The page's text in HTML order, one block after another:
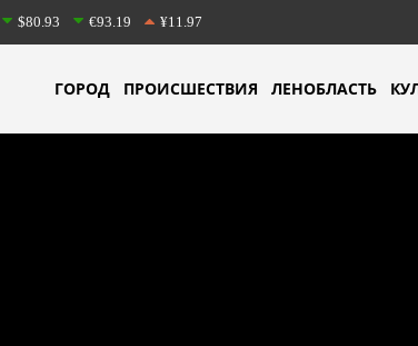
$80.93 €93.19 ¥11.97
ГОРОД ПРОИСШЕСТВИЯ ЛЕНОБЛАСТЬ